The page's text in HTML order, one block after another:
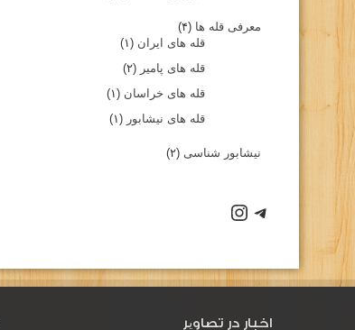
معرفی قله ها (۴)
قله های ایران (۱)
قله های پامیر (۲)
قله های خراسان (۱)
قله های نیشابور (۱)
نیشابور شناسی (۲)
اخبار در تصاویر